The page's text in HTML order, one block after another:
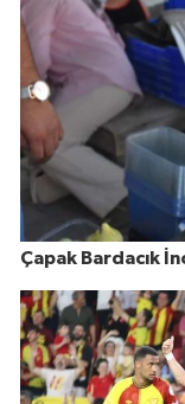
Çapak Bardacık